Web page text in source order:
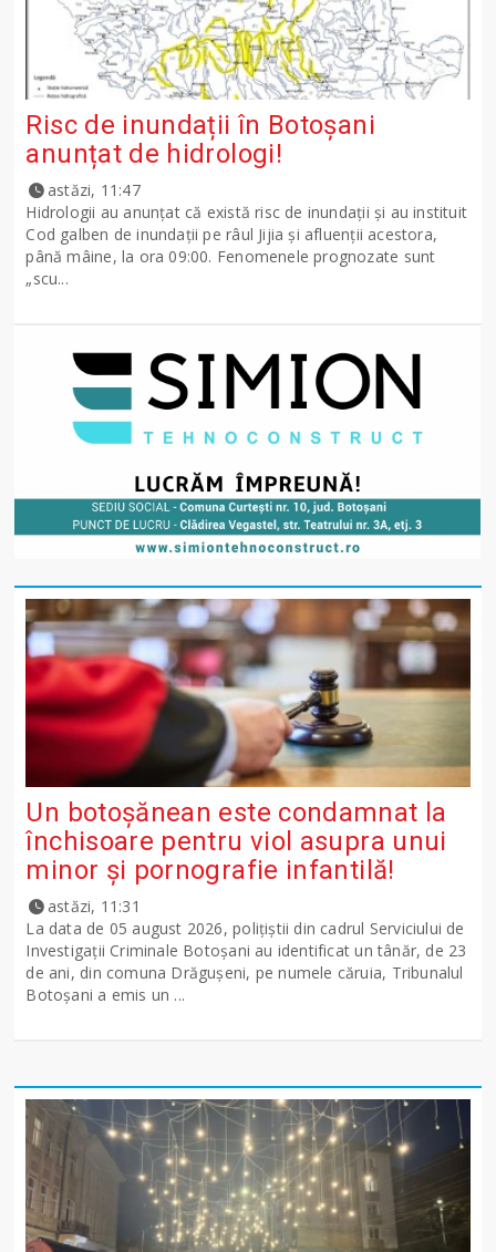
Risc de inundații în Botoșani
anunțat de hidrologi!
astăzi, 11:47
Hidrologii au anunțat că există risc de inundații și au instituit
Cod galben de inundații pe râul Jijia și afluenții acestora,
până mâine, la ora 09:00. Fenomenele prognozate sunt
„scu...
Un botoșănean este condamnat la
închisoare pentru viol asupra unui
minor și pornografie infantilă!
astăzi, 11:31
La data de 05 august 2026, polițiștii din cadrul Serviciului de
Investigații Criminale Botoșani au identificat un tânăr, de 23
de ani, din comuna Drăgușeni, pe numele căruia, Tribunalul
Botoșani a emis un ...